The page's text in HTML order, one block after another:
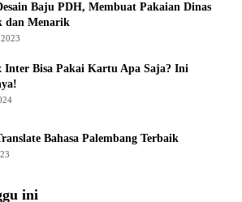
Baju PDH, Membuat Pakaian Dinas
dan Menarik
Inter Bisa Pakai Kartu Apa Saja? Ini
Bahasa Palembang Terbaik
ini